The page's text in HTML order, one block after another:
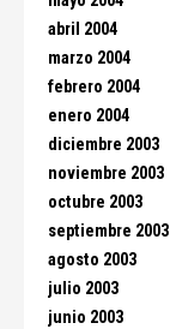
abril 2004
marzo 2004
febrero 2004
enero 2004
diciembre 2003
noviembre 2003
octubre 2003
septiembre 2003
agosto 2003
julio 2003
junio 2003